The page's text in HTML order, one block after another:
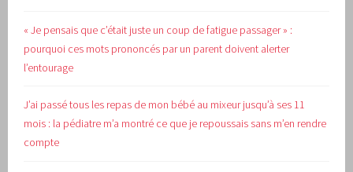
« Je pensais que c’était juste un coup de fatigue passager » :
pourquoi ces mots prononcés par un parent doivent alerter
l’entourage
J’ai passé tous les repas de mon bébé au mixeur jusqu’à ses 11
mois : la pédiatre m’a montré ce que je repoussais sans m’en rendre
compte